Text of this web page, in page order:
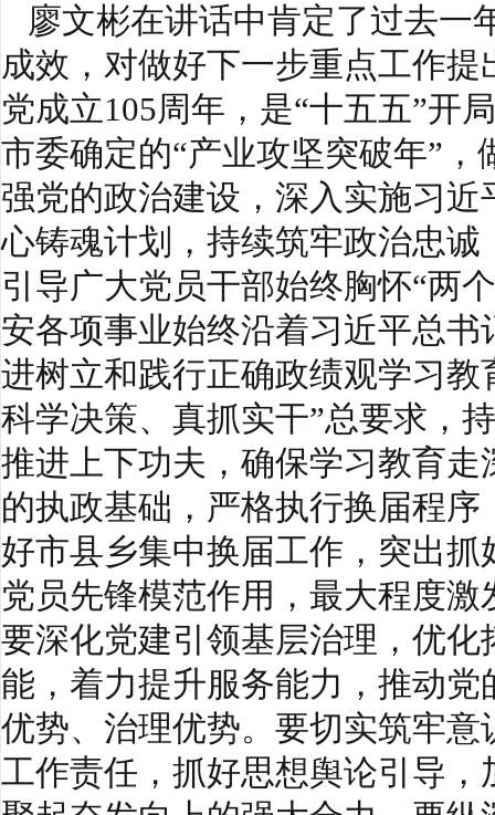
廖文彬在讲话中肯定了过去一
成效，对做好下一步重点工作
党成立105周年，是“十五五”开
市委确定的“产业攻坚突破年”
强党的政治建设，深入实施习
心铸魂计划，持续筑牢政治忠
引导广大党员干部始终胸怀“两
安各项事业始终沿着习近平总
进树立和践行正确政绩观学习
科学决策、真抓实干”总要求，
推进上下功夫，确保学习教育
的执政基础，严格执行换届程
好市县乡集中换届工作，突出
党员先锋模范作用，最大程度
要深化党建引领基层治理，优
能，着力提升服务能力，推动
优势、治理优势。要切实筑牢
工作责任，抓好思想舆论引导